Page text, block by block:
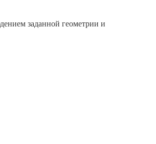
заданной геометрии и